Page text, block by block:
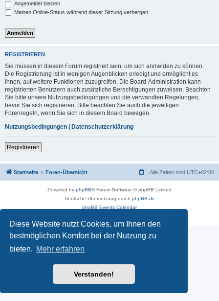
Diese Website nutzt Cookies, um Ihnen den
bestmöglichen Komfort bei der Nutzung zu
bieten. Mehr erfahren
Verstanden!
Angemeldet bleiben
Meinen Online-Status während dieser Sitzung verbergen
REGISTRIEREN
Sie müssen in diesem Forum registriert sein, um sich anmelden zu können.
Die Registrierung ist in wenigen Augenblicken erledigt und ermöglicht es
Ihnen, auf weitere Funktionen zuzugreifen. Die Board-Administration kann
registrierten Benutzern auch zusätzliche Berechtigungen zuweisen. Beachten
Sie bitte unsere Nutzungsbedingungen und die verwandten Regelungen,
bevor Sie sich registrieren. Bitte beachten Sie auch die jeweiligen
Forenregeln, wenn Sie sich in diesem Board bewegen.
Nutzungsbedingungen | Datenschutzerklärung
Registrieren
Startseite Foren-Übersicht Alle Zeiten sind UTC+02:00
Powered by phpBB® Forum Software © phpBB Limited
Deutsche Übersetzung durch phpBB.de
phpBB Events Calendar